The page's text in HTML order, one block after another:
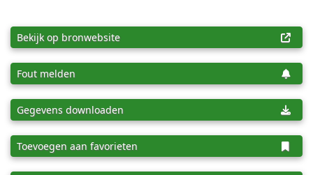
Bekijk op bronwebsite
Fout melden
Gegevens downloaden
Toevoegen aan favorieten